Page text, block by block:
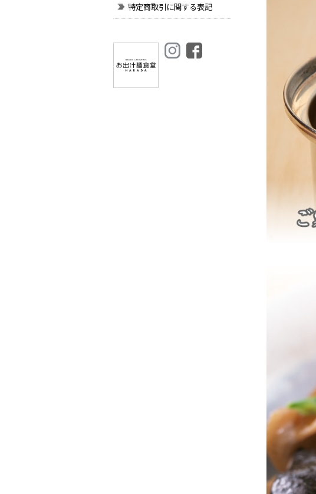
特定商取引に関する表記